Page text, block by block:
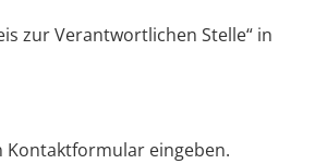
zur Verantwortlichen Stelle“ in
Kontaktformular eingeben.